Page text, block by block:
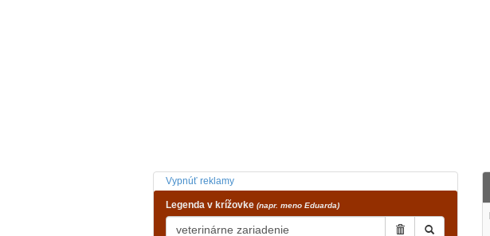
Vypnúť reklamy
Legenda v krížovke (napr. meno Eduarda)